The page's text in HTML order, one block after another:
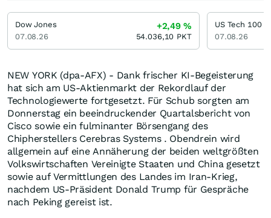
NEW YORK (dpa-AFX) - Dank frischer KI-Begeisterung
hat sich am US-Aktienmarkt der Rekordlauf der
Technologiewerte fortgesetzt. Für Schub sorgten am
Donnerstag ein beeindruckender Quartalsbericht von
Cisco sowie ein fulminanter Börsengang des
Chipherstellers Cerebras Systems . Obendrein wird
allgemein auf eine Annäherung der beiden weltgrößten
Volkswirtschaften Vereinigte Staaten und China gesetzt
sowie auf Vermittlungen des Landes im Iran-Krieg,
nachdem US-Präsident Donald Trump für Gespräche
nach Peking gereist ist.
Dow Jones
07.08.26
+2,49%
54.036,10 PKT
US Tech 100
07.08.26